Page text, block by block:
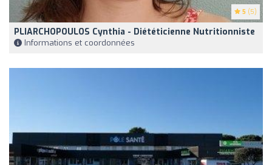
5 (5)
PLIARCHOPOULOS Cynthia - Diététicienne Nutritionniste
Informations et coordonnées